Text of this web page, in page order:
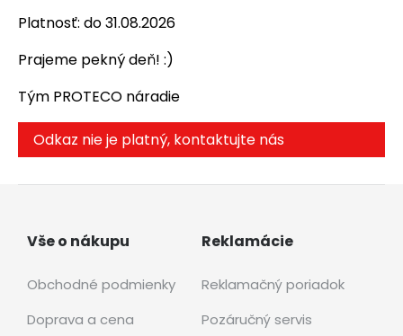
Platnosť: do 31.08.2026
Prajeme pekný deň! :)
Tým PROTECO náradie
Odkaz nie je platný, kontaktujte nás
Vše o nákupu
Obchodné podmienky
Doprava a cena
Reklamácie
Reklamačný poriadok
Pozáručný servis